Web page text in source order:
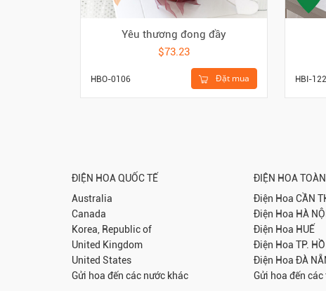
Yêu thương đong đầy
$73.23
Đặt mua
HBO-0106 HBI-
ĐIỆN HOA QUỐC TẾ
Australia
Canada
Korea, Republic of
United Kingdom
United States
Gửi hoa đến các nước khác
ĐIỆN HOA
Điện Hoa CẦN
Điện Hoa HÀ NỘI
Điện Hoa HUẾ
Điện Hoa TP.
Điện Hoa ĐÀ
Gửi hoa đến